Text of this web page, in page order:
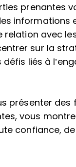
informations
relation avec
sur la
défis liés à
présenter des
vous
confiance,